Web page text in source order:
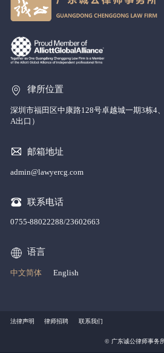
律所位置
深圳市福田区中康路128号卓越城一期3栋4
A出口）
邮箱地址
admin@lawyercg.com
联系电话
0755-88022288/23602663
语言
中文简体 English
法律声明 律师招聘 联系我们
© 广东诚公律师事务